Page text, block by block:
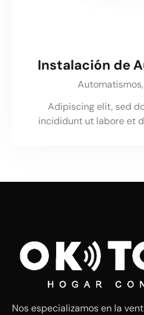
Instalación de
Automatismos,
Adipiscing elit, sed
incididunt ut labore et
Nos especializamos en la